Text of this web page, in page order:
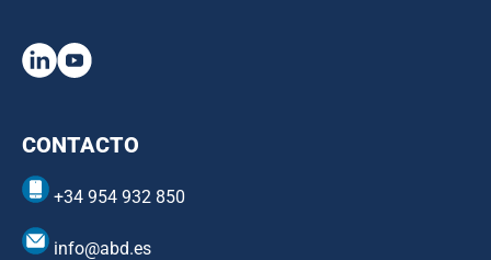
CONTACTO
+34 954 932 850
info@abd.es